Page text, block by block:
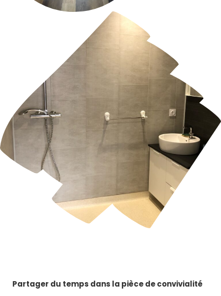
Partager du temps dans la pièce de convivialité